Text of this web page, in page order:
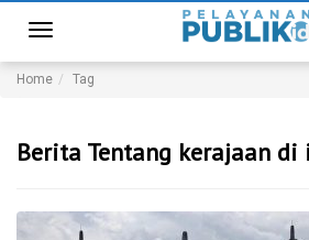
Toggle
navigation
Home Tag
Berita Tentang kerajaan di